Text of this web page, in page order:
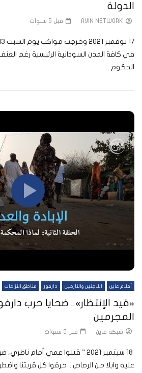
الدولة
AYIN NETWORK قبل 5 سنوات
في كافة المدن السودانية الرئيسية رغم
الحكوم...
أفلام عاين اللاجئين والنازحين دارفور مناطق النزاعات
«قيد الإنتظار».. ضحايا حرب
المجرمين
شبكة عاين قبل 5 سنوات
18 سبتمبر 2021 ” قتلوا عمي أمام
عليه وابلا من الرصاص .. حرقوا كل قريتنا